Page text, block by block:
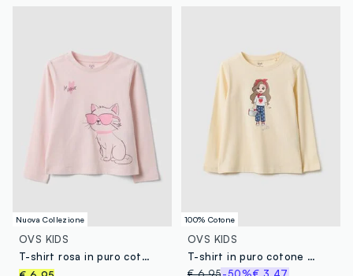
Nuova Collezione
OVS KIDS
T-shirt rosa in puro cotone organico con stampa gattina per bambina
100% Cotone
OVS KIDS
T-shirt in puro cotone beige per bambina regular fit
€ 6,95-50%€ 3,47